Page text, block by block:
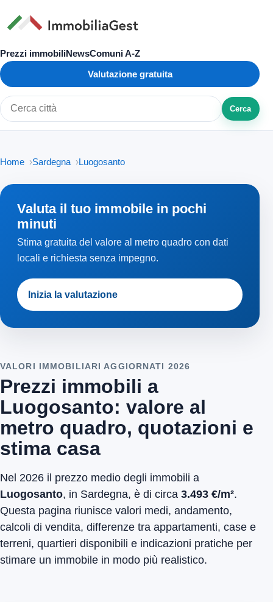
Prezzi immobiliNewsComuni A-Z
Valutazione gratuita
Cerca città o zona
Cerca
Home Sardegna Luogosanto
Valuta il tuo immobile in pochi
minuti
Stima gratuita del valore al metro quadro con dati
locali e richiesta senza impegno.
Inizia la valutazione
VALORI IMMOBILIARI AGGIORNATI 2026
Prezzi immobili a
Luogosanto: valore al
metro quadro, quotazioni e
stima casa
Nel 2026 il prezzo medio degli immobili a
Luogosanto, in Sardegna, è di circa 3.493 €/m².
Questa pagina riunisce valori medi, andamento,
calcoli di vendita, differenze tra appartamenti, case e
terreni, quartieri disponibili e indicazioni pratiche per
stimare un immobile in modo più realistico.